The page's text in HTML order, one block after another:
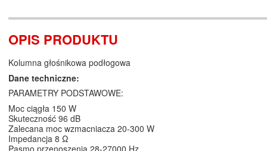
OPIS PRODUKTU
Kolumna głośnikowa podłogowa
Dane techniczne:
PARAMETRY PODSTAWOWE:
Moc ciągła 150 W
Skuteczność 96 dB
Zalecana moc wzmacniacza 20-300 W
Impedancja 8 Ω
Pasmo przenoszenia 28-27000 Hz